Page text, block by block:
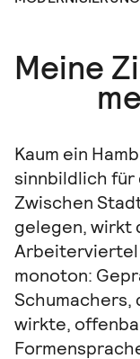
Meine
Kaum ein
sinnbildlich für
Zwischen
gelegen, wirkt
Arbeiterviertel
monoton:
Schumachers,
wirkte,